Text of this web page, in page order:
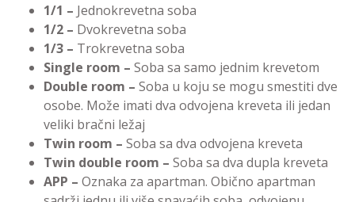
1/1 – Jednokrevetna soba
1/2 – Dvokrevetna soba
1/3 – Trokrevetna soba
Single room – Soba sa samo jednim krevetom
Double room – Soba u koju se mogu smestiti dve
osobe. Može imati dva odvojena kreveta ili jedan
veliki bračni ležaj
Twin room – Soba sa dva odvojena kreveta
Twin double room – Soba sa dva dupla kreveta
APP – Oznaka za apartman. Obično apartman